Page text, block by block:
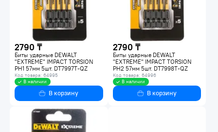
2790 ₸
Биты ударные DEWALT
"EXTREME" IMPACT TORSION
PH1 57мм 5шт. DT7997T-QZ
Код товара: 64995
В наличии
В корзину
2790 ₸
Биты ударные DEWALT
"EXTREME" IMPACT TORSION
PH2 57мм 5шт. DT7998T-QZ
Код товара: 64996
В наличии
В корзину